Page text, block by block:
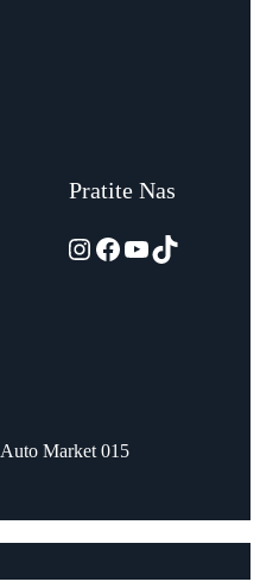
Pratite Nas
automarket015
Facebook
YouTube
TikTok
Market 015